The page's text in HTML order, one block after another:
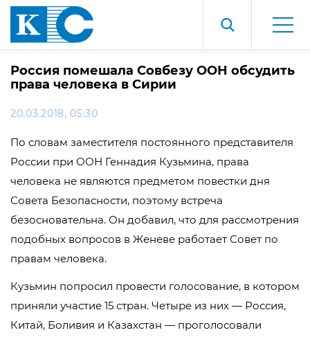
Россия помешала Совбезу ООН обсудить
права человека в Сирии
20.03.2018, 05:30
По словам заместителя постоянного представителя
России при ООН Геннадия Кузьмина, права
человека не являются предметом повестки дня
Совета Безопасности, поэтому встреча
безосновательна. Он добавил, что для рассмотрения
подобных вопросов в Женеве работает Совет по
правам человека.
Кузьмин попросил провести голосование, в котором
приняли участие 15 стран. Четыре из них — Россия,
Китай, Боливия и Казахстан — проголосовали